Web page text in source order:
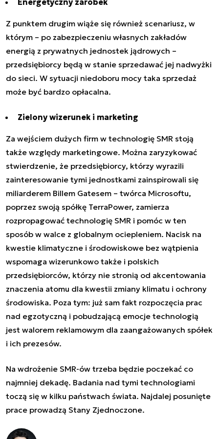
Energetyczny zarobek
Z punktem drugim wiąże się również scenariusz, w
którym – po zabezpieczeniu własnych zakładów
energią z prywatnych jednostek jądrowych –
przedsiębiorcy będą w stanie sprzedawać jej nadwyżki
do sieci. W sytuacji niedoboru mocy taka sprzedaż
może być bardzo opłacalna.
Zielony wizerunek i marketing
Za wejściem dużych firm w technologię SMR stoją
także względy marketingowe. Można zaryzykować
stwierdzenie, że przedsiębiorcy, którzy wyrazili
zainteresowanie tymi jednostkami zainspirowali się
miliarderem Billem Gatesem – twórca Microsoftu,
poprzez swoją spółkę TerraPower, zamierza
rozpropagować technologię SMR i pomóc w ten
sposób w walce z globalnym ociepleniem. Nacisk na
kwestie klimatyczne i środowiskowe bez wątpienia
wspomaga wizerunkowo także i polskich
przedsiębiorców, którzy nie stronią od akcentowania
znaczenia atomu dla kwestii zmiany klimatu i ochrony
środowiska. Poza tym: już sam fakt rozpoczęcia prac
nad egzotyczną i pobudzającą emocje technologią
jest walorem reklamowym dla zaangażowanych spółek
i ich prezesów.
Na wdrożenie SMR-ów trzeba będzie poczekać co
najmniej dekadę. Badania nad tymi technologiami
toczą się w kilku państwach świata. Najdalej posunięte
prace prowadzą Stany Zjednoczone.